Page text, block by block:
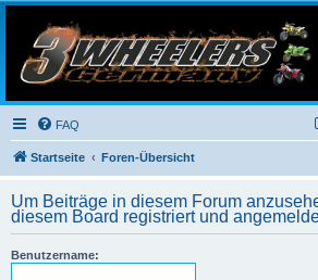
3-Wheelers Germany
Honda, Yamaha, Kawasaki Trike
FAQ
Startseite Foren-Übersicht
Um Beiträge in diesem Forum
diesem Board registriert und
Benutzername: